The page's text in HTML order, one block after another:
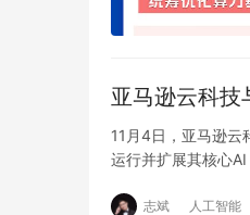
亚马逊云科
11月4日，亚马逊云
运行并扩展其核心
志斌 人工智能